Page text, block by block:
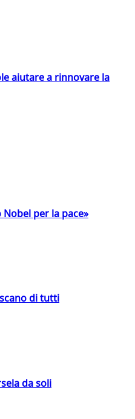
aiutare a rinnovare la
per la pace»
di tutti
da soli